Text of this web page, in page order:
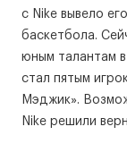
с Nike вывело
баскетбола.
юным талантам
стал пятым
Мэджик».
Nike решили